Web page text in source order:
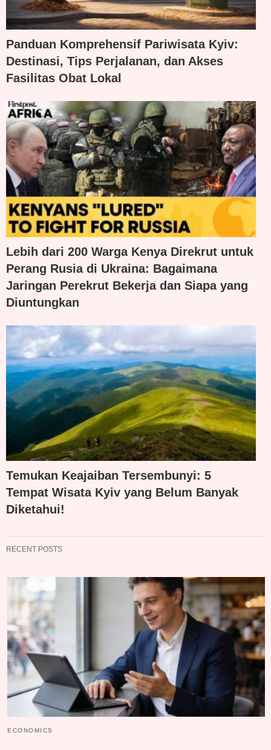
Panduan Komprehensif Pariwisata Kyiv:
Destinasi, Tips Perjalanan, dan Akses
Fasilitas Obat Lokal
Lebih dari 200 Warga Kenya Direkrut untuk
Perang Rusia di Ukraina: Bagaimana
Jaringan Perekrut Bekerja dan Siapa yang
Diuntungkan
Temukan Keajaiban Tersembunyi: 5
Tempat Wisata Kyiv yang Belum Banyak
Diketahui!
RECENT POSTS
ECONOMICS